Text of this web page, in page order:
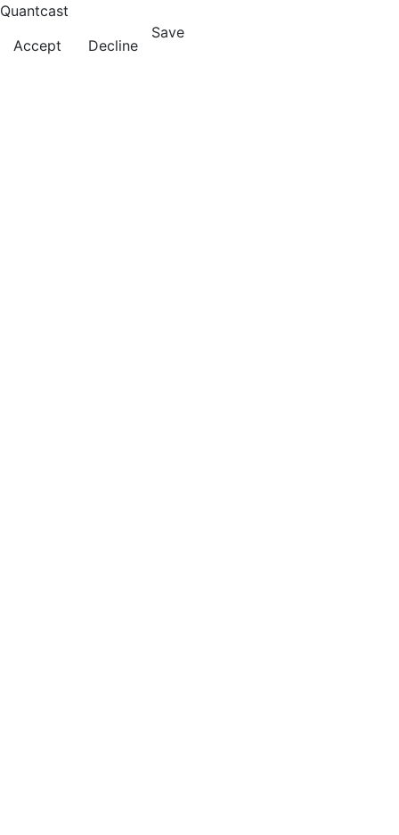
Quantcast
Accept
Decline
Save